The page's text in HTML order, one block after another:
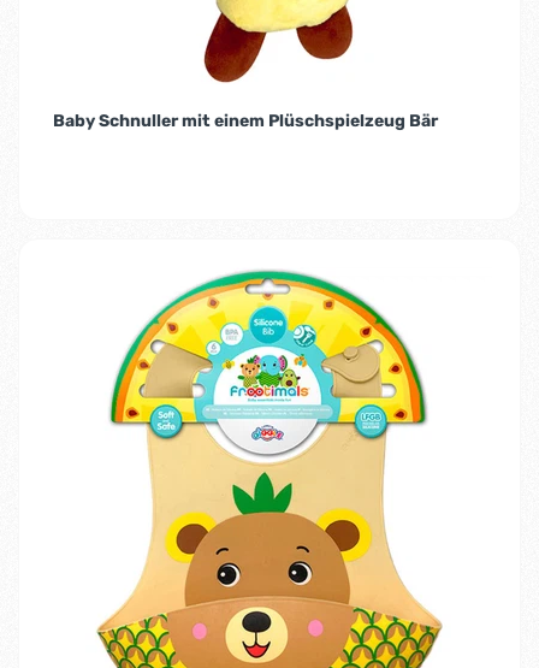
Baby Schnuller mit einem Plüschspielzeug Bär